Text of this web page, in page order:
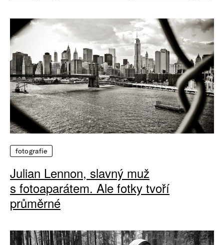
fotografie
Julian Lennon, slavný muž
s fotoaparátem. Ale fotky tvoří
průměrné